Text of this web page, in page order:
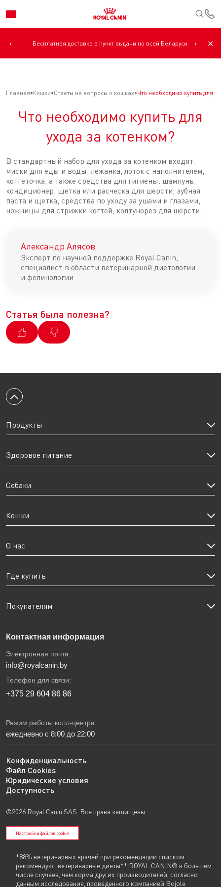
‹ Бесплатная доставка в пункт выдачи по всей Беларуси. › ✕
Главная Кошки Ответы на вопросы о кошках Что необходимо купить для
Что необходимо купить для
ухода за котенком?
В стандартный набор для ухода за котенком входят:
миски для еды и воды, лежанка, лоток с наполнителем,
котгеточка, а также средства для гигиены: шампунь,
кондиционер, щетка или расческа для шерсти, зубная
паста и щетка, средства по уходу за ушами и глазами,
ножницы для стрижки когтей, колтунорез для шерсти.
Александр Алясов
Эксперт по научной поддержке Royal Canin,
специалист в области ветеринарной диетологии
и фелинологии
Статья была полезна?
Вернуться к началу
Продукты
Здоровое питание
Собаки
Кошки
О нас
Где купить
Покупателям
Контактная информация
Электронная почта:
info@royalcanin.by
Телефон для связи:
+375 29 604 86 86
Режим работы колл-центра:
ежедневно с 8:00 до 22:00
Конфиденциальность
Файл Cookies
Юридические условия
Доступность
©2026 Royal Canin SAS. Все права защищены.
Настройки файлов cookie
*88% ветеринарных врачей при рекомендации списком
рекомендуют ветеринарные диеты** ROYAL CANIN® в большем
числе случаев, чем корма других производителей, согласно
данным исследования, проведенного компанией Bojole